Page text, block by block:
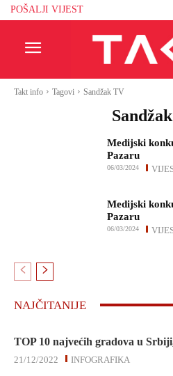
POŠALJI VIJEST
Takt info Tagovi Sandžak TV
Medijski
Pazaru
06/03/2024
Medijski
Pazaru
06/03/2024
NAJČITANIJE
TOP 10 najvećih gradova u
INFOGRAFIKA
21/12/2022